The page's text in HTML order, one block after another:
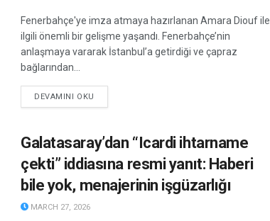
Fenerbahçe'ye imza atmaya hazırlanan Amara Diouf ile
ilgili önemli bir gelişme yaşandı. Fenerbahçe’nin
anlaşmaya vararak İstanbul’a getirdiği ve çapraz
bağlarından...
DEVAMINI OKU
Galatasaray’dan “Icardi ihtarname
çekti” iddiasına resmi yanıt: Haberi
bile yok, menajerinin işgüzarlığı
MARCH 27, 2026